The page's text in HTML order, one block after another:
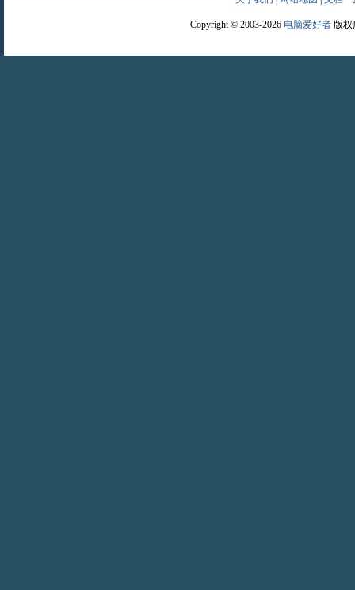
Copyright © 2003-2026 电脑爱好者版权